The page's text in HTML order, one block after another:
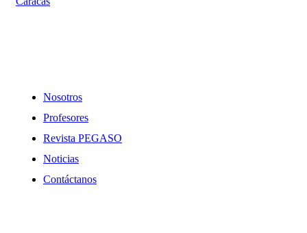
Nosotros
Profesores
Revista PEGASO
Noticias
Contáctanos